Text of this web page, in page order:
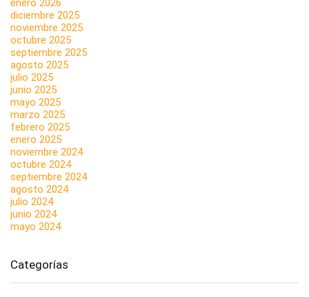
enero 2026
diciembre 2025
noviembre 2025
octubre 2025
septiembre 2025
agosto 2025
julio 2025
junio 2025
mayo 2025
marzo 2025
febrero 2025
enero 2025
noviembre 2024
octubre 2024
septiembre 2024
agosto 2024
julio 2024
junio 2024
mayo 2024
Categorías